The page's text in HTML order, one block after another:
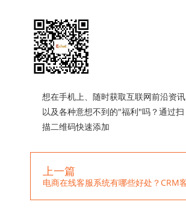
想在手机上、随时获取互联网前沿资讯
以及各种意想不到的"福利"吗？通过扫
描二维码快速添加
上一篇